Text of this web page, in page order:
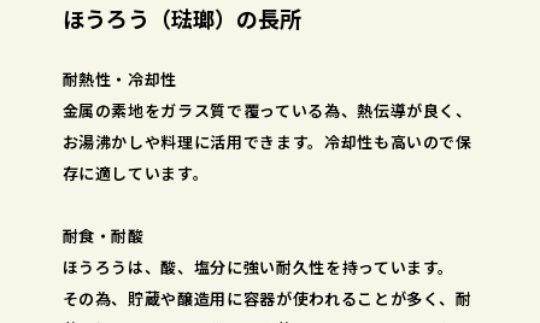
ほうろう（琺瑯）の長所
耐熱性・冷却性
金属の素地をガラス質で覆っている為、熱伝導が良く、
お湯沸かしや料理に活用できます。冷却性も高いので保
存に適しています。
耐食・耐酸
ほうろうは、酸、塩分に強い耐久性を持っています。
その為、貯蔵や醸造用に容器が使われることが多く、耐